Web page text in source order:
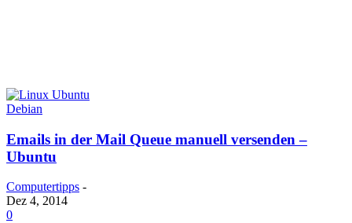
Debian
Emails in der Mail Queue manuell versenden –
Ubuntu
Computertipps -
Dez 4, 2014
0